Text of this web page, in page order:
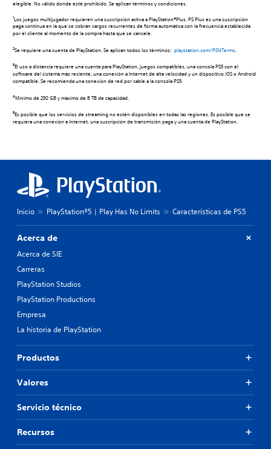
elegible. No válido donde esté prohibido. Se aplican términos y condiciones.
1Los juegos multijugador requieren una suscripción activa a PlayStation®Plus. PS Plus es una suscripción
paga continua en la que se cobran cargos recurrentes de forma automática con la frecuencia establecida
por el cliente al momento de la compra hasta que se cancele.
2Se requiere una cuenta de PlayStation. Se aplican todos los términos: playstation.com/PSNTerms.
3El uso a distancia requiere una cuenta para PlayStation, juegos compatibles, una consola PS5 con el
software del sistema más reciente, una conexión a Internet de alta velocidad y un dispositivo iOS o Android
compatible. Se recomienda una conexión de red por cable a la consola PS5.
4Mínimo de 250 GB y máximo de 8 TB de capacidad.
5Es posible que los servicios de streaming no estén disponibles en todas las regiones. Es posible que se
requiera una conexión a Internet, una suscripción de transmisión paga y una cuenta de PlayStation.
Inicio PlayStation®5 | Play Has No Limits Características de PS5
Acerca de
Acerca de SIE
Carreras
PlayStation Studios
PlayStation Productions
Empresa
La historia de PlayStation
Productos
Valores
Servicio técnico
Recursos